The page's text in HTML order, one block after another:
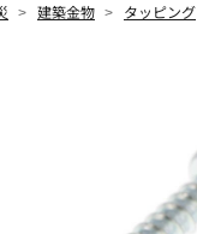
建築金物 タッピング